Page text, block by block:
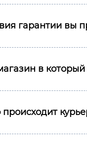
гарантии вы
в